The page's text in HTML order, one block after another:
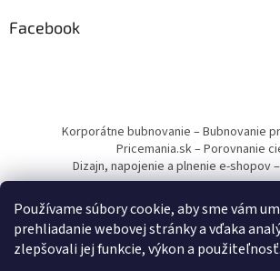
Používame súbory cookie, aby sme vám
prehliadanie webovej stránky a vďaka
zlepšovali jej funkcie, výkon a použiteľnosť.
Facebook
Korporátne bubnovanie – Bubnovanie
Pricemania.sk – Porovnanie
Dizajn, napojenie a plnenie e-shopov